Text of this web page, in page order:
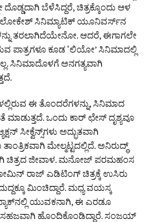
ಬೆಳೆಸಿದ್ದರೆ, ಚಿತ್ರಕ್ಕೊಂದು ಆಳ
ಲೋಕೇಶ್ ಸಿನಿಮ್ಯಾಟಿಕ್ ಯೂನಿವರ್ಸ್‌ನ
ತರಲಾಗಿದೆಯೇನೋ. ಆದರೆ, ಈಗಾಗಲೇ
ಪಾತ್ರಗಳೂ ಕೂಡ ‘ಲಿಯೋ’ ಸಿನಿಮಾದಲ್ಲಿ
ಸಿನಿಮಾದೊಳಗೆ ಅನಗತ್ಯವಾಗಿ
ಈ ತೊಂದರೆಗಳನ್ನು, ಸಿನಿಮಾದ
ಒಂದು ಕಾರ್ ಛೇಸ್ ದೃಶ್ಯವೂ
ಸೀಕ್ವೆನ್ಸ್‌ಗಳು ಅದ್ಭುತವಾಗಿ
ಮೇಲ್ಮಟ್ಟದಲ್ಲಿದೆ. ಅನಿರುದ್ಧ್
ಚಿತ್ರದ ಜೀವಾಳ. ಮನೋಜ್ ಪರಮಹಂಸ
ರಾಜ್ ಎಡಿಟಿಂಗ್ ಚಿತ್ರಕ್ಕೆ ಉಸಿರು
ಮಿಂಚಿದ್ದಾರೆ. ಮಧ್ಯ ವಯಸ್ಕ
ಯುವಕನಾಗಿ, ಈ ಎರಡೂ
ಸಹಜವಾಗಿ ಹೊಂದಿಕೊಂಡಿದ್ದಾರೆ. ಸಂಜಯ್